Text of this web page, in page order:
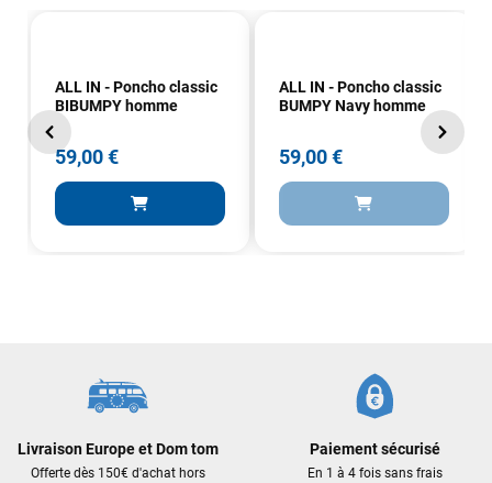
ALL IN - Poncho classic
BIBUMPY homme
59,00 €
ALL IN - Poncho classic
BUMPY Navy homme
59,00 €
Livraison Europe et Dom tom
Offerte dès 150€ d'achat hors
Paiement sécurisé
En 1 à 4 fois sans frais
Sébastien BACHELIER
Cela faisait 6 mois que je galérais à remplacer ma board eux
m'ont trouvé une pépite à laquelle je n'aurais jamais pensé !
Excellent conseil excellent prix et en plus super sympas. Merci
Mauruuru roa.
VOIR TOUS LES AVIS